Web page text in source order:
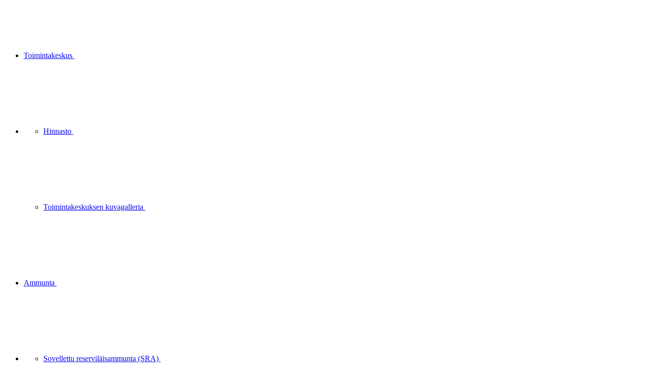
Toimintakeskus
Hinnasto
Toimintakeskuksen kuvagalleria
Ammunta
Sovellettu reserviläisammunta (SRA)